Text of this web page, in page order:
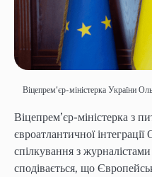
Віцепрем'єр-міністерка України
Віцепрем’єр-міністерка з
євроатлантичної
спілкування з
сподівається, що